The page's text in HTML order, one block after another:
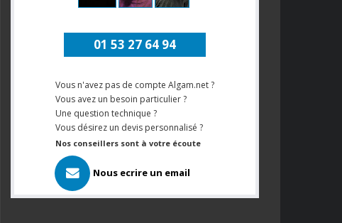
01 53 27 64 94
Vous n'avez pas de compte Algam.net ?
Vous avez un besoin particulier ?
Une question technique ?
Vous désirez un devis personnalisé ?
Nos conseillers sont à votre écoute
Nous ecrire un email